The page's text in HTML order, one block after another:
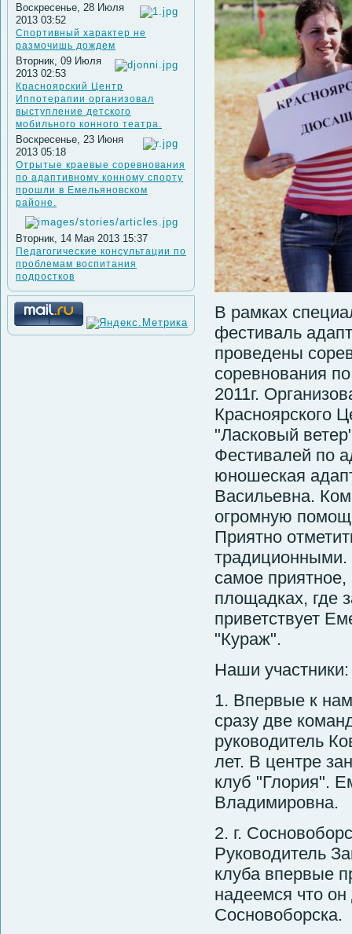
Воскресенье, 28 Июля
2013 03:52
Спортивный характер не
размочишь дождем
Вторник, 09 Июля
2013 02:53
Красноярский Центр
Иппотерапии организовал
выступление детского
мобильного конного театра.
Воскресенье, 23 Июня
2013 05:18
Отрытые краевые соревнования
по адаптивному конному спорту
прошли в Емельяновском
районе.
Вторник, 14 Мая 2013 15:37
Педагогические консультации по
проблемам воспитания
подростков
В рамках
фестиваль
проведены
соревнования
2011г.
Красноярского
"Ласковый
Фестивалей по
юношеская
Васильевна.
огромную
Приятно
традиционными.
самое
площадках, где
приветствует
"Кураж".
Наши участники:
1. Впервые к
сразу две
руководитель
лет. В центре
клуб "Глория".
Владимировна.
2. г.
Руководитель
клуба впервые
надеемся что он
Сосновоборска.